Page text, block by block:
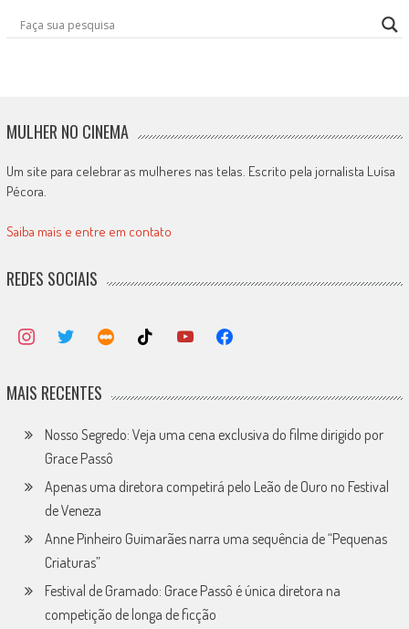
MULHER NO CINEMA
Um site para celebrar as mulheres nas telas. Escrito pela jornalista Luísa
Pécora.
Saiba mais e entre em contato
REDES SOCIAIS
MAIS RECENTES
Nosso Segredo: Veja uma cena exclusiva do filme dirigido por
Grace Passô
Apenas uma diretora competirá pelo Leão de Ouro no Festival
de Veneza
Anne Pinheiro Guimarães narra uma sequência de “Pequenas
Criaturas”
Festival de Gramado: Grace Passô é única diretora na
competição de longa de ficção